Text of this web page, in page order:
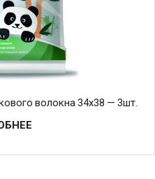
волокна 34х38 — 3шт.